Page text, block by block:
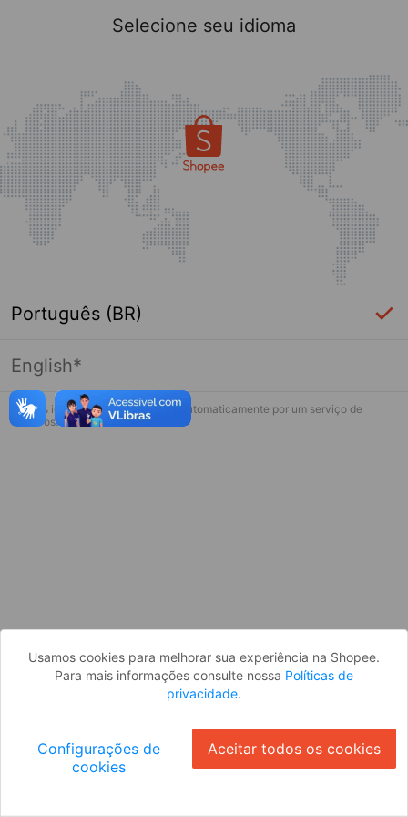
Página indisponível
Desculpe, algo deu errado. Faça login
Selecione seu idioma
Português (BR)
English*
* Esses idiomas serão traduzidos automaticamente por um serviço de
terceiros.
Usamos cookies para melhorar sua experiência na Shopee.
Para mais informações consulte nossa Políticas de
privacidade.
Configurações de
cookies
Aceitar todos os cookies